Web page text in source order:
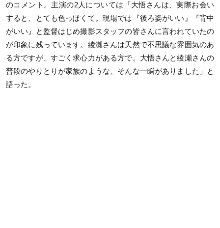
のコメント。主演の2人については「大悟さんは、実際お会い
すると、とても色っぽくて。現場では『後ろ姿がいい』『背中
がいい』と監督はじめ撮影スタッフの皆さんに言われていたの
が印象に残っています。綾瀬さんは天然で不思議な雰囲気のあ
る方ですが、すごく求心力がある方で。大悟さんと綾瀬さんの
普段のやりとりが家族のような、そんな一瞬がありました」と
語った。